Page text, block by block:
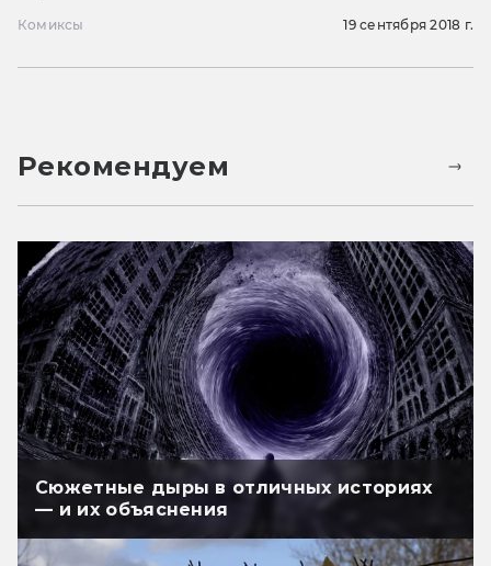
Комиксы 19 сентября 2018 г.
Рекомендуем
Сюжетные дыры в отличных историях
— и их объяснения